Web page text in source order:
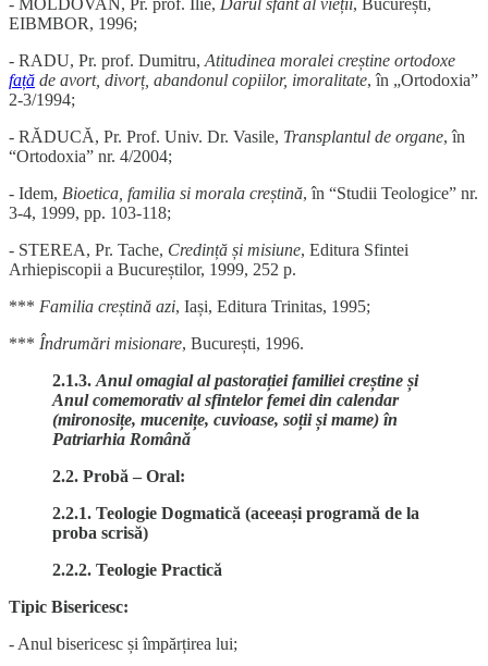
EIBMBOR, 1996;
- RADU, Pr. prof. Dumitru, Atitudinea moralei creștine ortodoxe
față de avort, divorț, abandonul copiilor, imoralitate, în „Ortodoxia”
2-3/1994;
- RĂDUCĂ, Pr. Prof. Univ. Dr. Vasile, Transplantul de organe, în
“Ortodoxia” nr. 4/2004;
- Idem, Bioetica, familia si morala creștină, în “Studii Teologice” nr.
3-4, 1999, pp. 103-118;
- STEREA, Pr. Tache, Credință și misiune, Editura Sfintei
Arhiepiscopii a Bucureștilor, 1999, 252 p.
*** Familia creștină azi, Iași, Editura Trinitas, 1995;
*** Îndrumări misionare, București, 1996.
2.1.3. Anul omagial al pastorației familiei creștine și
Anul comemorativ al sfintelor femei din calendar
(mironosițe, mucenițe, cuvioase, soții și mame) în
Patriarhia Română
2.2. Probă – Oral:
2.2.1. Teologie Dogmatică (aceeași programă de la
proba scrisă)
2.2.2. Teologie Practică
Tipic Bisericesc:
- Anul bisericesc și împărțirea lui;